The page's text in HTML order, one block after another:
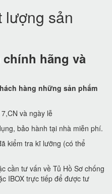
lượng sản
chính hãng và
hàng những sản phẩm
và ngày lễ
bảo hành tại nhà miễn phí.
kiểm tra kĩ lưỡng (có thể
cần tư vấn về Tủ Hồ Sơ chống
IBOX trực tiếp để được tư